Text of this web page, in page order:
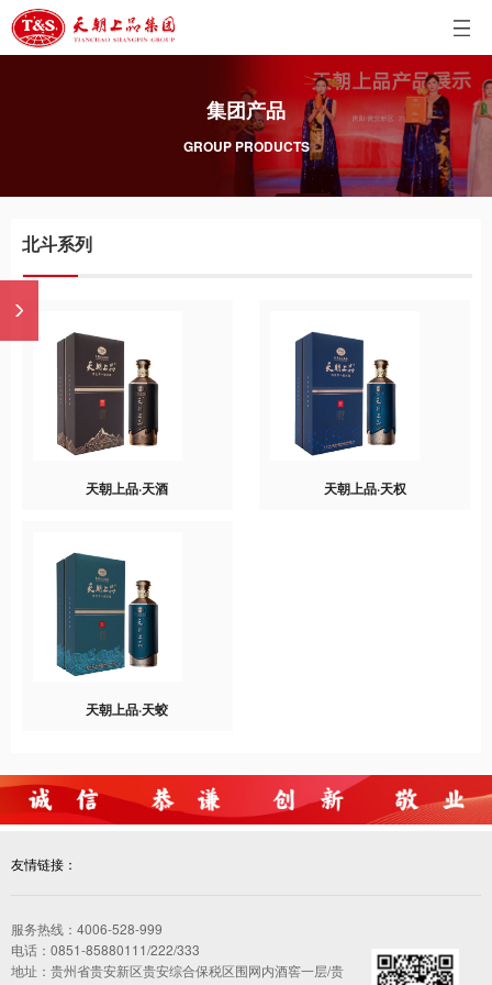
集团产品
GROUP PRODUCTS
北斗系列
天朝上品·天酒 天朝上品·天权
天朝上品·天蛟
友情链接：
服务热线：4006-528-999
电话：0851-85880111/222/333
地址：贵州省贵安新区贵安综合保税区围网内酒窖一层/贵